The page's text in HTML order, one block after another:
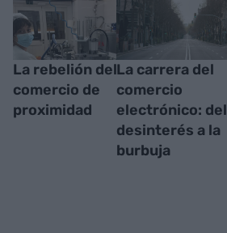
La rebelión del
comercio de
proximidad
La carrera del
comercio
electrónico: del
desinterés a la
burbuja